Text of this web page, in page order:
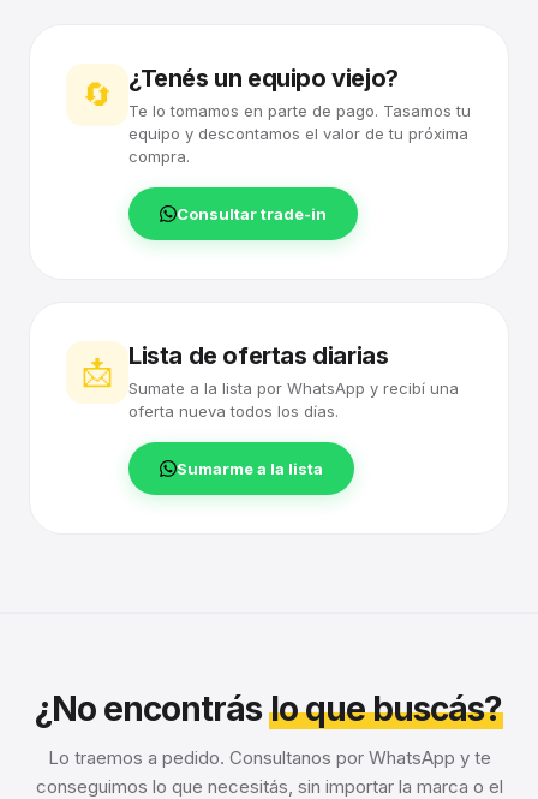
🔄 ¿Tenés un equipo viejo?
Te lo tomamos en parte de pago. Tasamos tu
equipo y descontamos el valor de tu próxima
compra.
Consultar trade-in
📩 Lista de ofertas diarias
Sumate a la lista por WhatsApp y recibí una
oferta nueva todos los días.
Sumarme a la lista
¿No encontráslo que buscás?
Lo traemos a pedido. Consultanos por WhatsApp y te
conseguimos lo que necesitás, sin importar la marca o el